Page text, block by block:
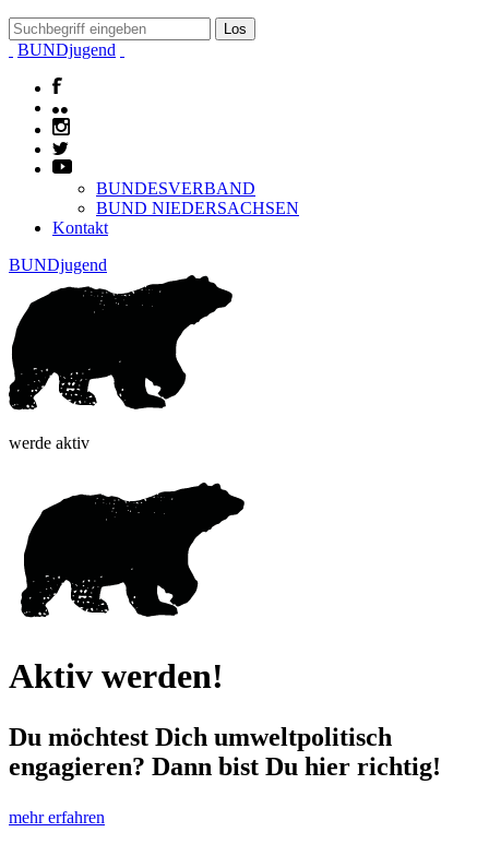
BUNDjugend
BUNDESVERBAND
BUND NIEDERSACHSEN
Kontakt
BUNDjugend
werde aktiv
Aktiv werden!
Du möchtest Dich umweltpolitisch
engagieren? Dann bist Du hier richtig!
mehr erfahren